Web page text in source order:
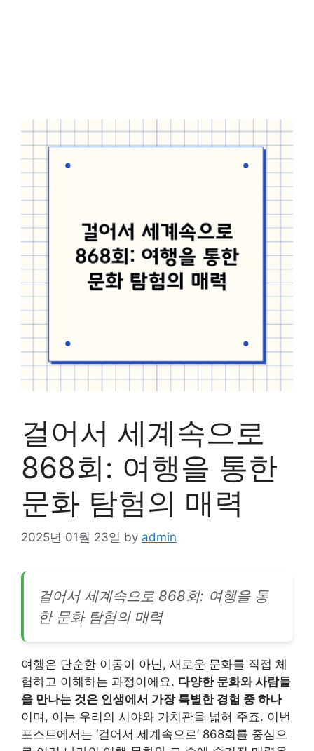
걸어서 세계속으로
868회: 여행을 통한
문화 탐험의 매력
2025년 01월 23일 by admin
걸어서 세계속으로 868회: 여행을 통
한 문화 탐험의 매력
여행은 단순한 이동이 아닌, 새로운 문화를 직접 체
험하고 이해하는 과정이에요. 다양한 문화와 사람들
을 만나는 것은 인생에서 가장 특별한 경험 중 하나
이며, 이는 우리의 시야와 가치관을 넓혀 주죠. 이번
포스트에서는 ‘걸어서 세계속으로’ 868회를 중심으